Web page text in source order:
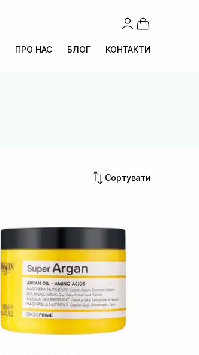
ПРО НАС БЛОГ КОНТАКТИ
Сортувати